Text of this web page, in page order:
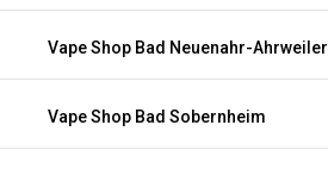
Vape Shop Bad Neuenahr-Ahrweiler
Vape Shop Bad Sobernheim